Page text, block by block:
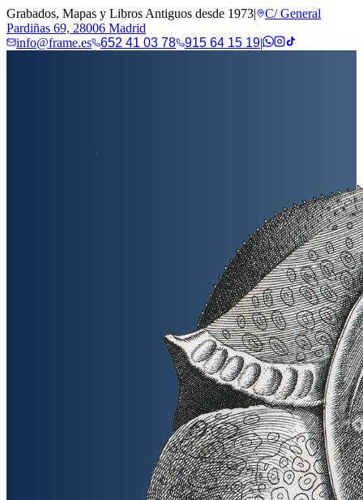
Grabados, Mapas y Libros Antiguos desde 1973|
C/ General
Pardiñas 69, 28006 Madrid
info@frame.es
652 41 03 78 915 64 15 19|